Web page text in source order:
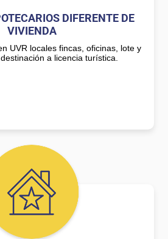
DIFERENTE DE
VIVIENDA
UVR locales fincas, oficinas, lote y
a licencia turística.